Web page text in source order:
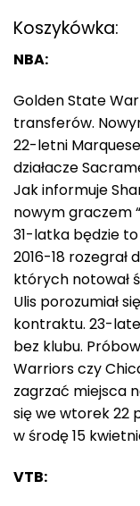
Koszykówka:
NBA:
Golden State
transferów.
22-letni
działacze
Jak informuje
nowym graczem
31-latka będzie
2016-18 rozegrał
których notował
Ulis porozumiał
kontraktu. 23-
bez klubu.
Warriors czy
zagrzać miejsca
się we wtorek 22
w środę 15
VTB: